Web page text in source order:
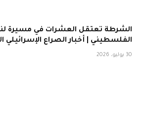
الشرطة تعتقل العشرات في مسيرة
الفلسطيني | أخبار الصراع
30 يوليو، 2026